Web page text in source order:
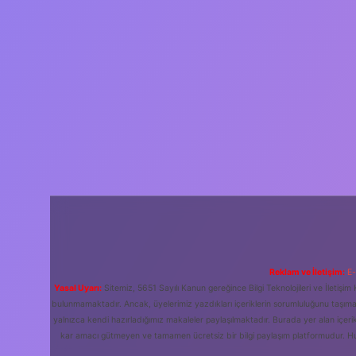
Reklam ve İletişim:
Yasal Uyarı: Sitemiz, 5651 Sayılı Kanun gereğince Bilgi Teknolojileri ve
bulunmamaktadır. Ancak, üyelerimiz yazdıkları içeriklerin sorumluluğunu
yalnızca kendi hazırladığımız makaleler paylaşılmaktadır. Burada yer alan
kar amacı gütmeyen ve tamamen ücretsiz bir bilgi paylaşım platformudur.